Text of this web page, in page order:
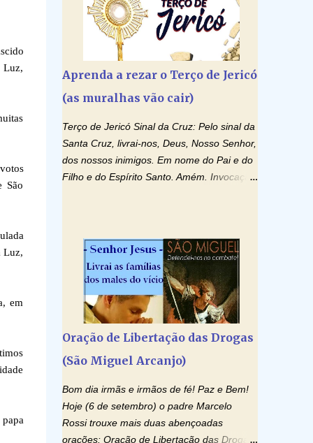
Luz,
São
Luz,
em
Aprenda a rezar o Terço de Jericó
(as muralhas vão cair)
Terço de Jericó Sinal da Cruz: Pelo sinal da
Santa Cruz, livrai-nos, Deus, Nosso Senhor,
dos nossos inimigos. Em nome do Pai e do
Filho e do Espírito Santo. Amém. Invocação
o vosso Espírito e tudo será criado. E
renovareis a face da terra. Oremos: Ó
Deus, que instruístes os corações dos
vossos fiéis com a luz do Espírito Santo,
fazei que apreciemos retamente todas as
gozemos sempre da sua consolação. Por
Cristo, Senhor Nosso. Amém. Creio: Creio
céu e da terra; e em Jesus Cristo, seu único
Filho, nosso Senhor; que foi concebido pelo
poder do Espí­rito Santo; nasceu da Virgem
Oração de Libertação das Drogas
(São Miguel Arcanjo)
Bom dia irmãs e irmãos de fé! Paz e Bem!
Hoje (6 de setembro) o padre Marcelo
Rossi trouxe mais duas abençoadas
orações: Oração de Libertação das Drogas